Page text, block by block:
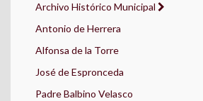
Archivo Histórico Municipal
Antonio de Herrera
Alfonsa de la Torre
José de Espronceda
Padre Balbino Velasco